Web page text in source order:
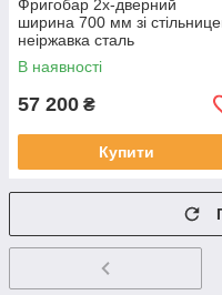
Фригобар 2х-дверний
ширина 700 мм зі
неіржавка сталь
В наявності
57 200 ₴
Купити